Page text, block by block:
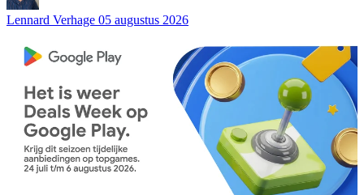
Lennard Verhage 05 augustus 2026